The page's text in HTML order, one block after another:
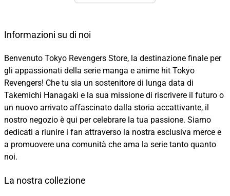
Informazioni su di noi
Benvenuto Tokyo Revengers Store, la destinazione finale per
gli appassionati della serie manga e anime hit Tokyo
Revengers! Che tu sia un sostenitore di lunga data di
Takemichi Hanagaki e la sua missione di riscrivere il futuro o
un nuovo arrivato affascinato dalla storia accattivante, il
nostro negozio è qui per celebrare la tua passione. Siamo
dedicati a riunire i fan attraverso la nostra esclusiva merce e
a promuovere una comunità che ama la serie tanto quanto
noi.
La nostra collezione